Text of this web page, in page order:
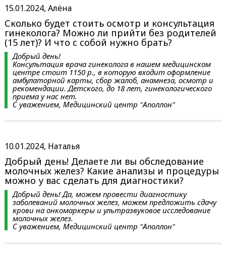
15.01.2024, Алёна
Сколько будет стоить осмотр и консультация
гинеколога? Можно ли прийти без родителей
(15 лет)? И что с собой нужно брать?
Добрый день!
Консультация врача гинеколога в нашем медицинском
центре стоит 1150 р., в которую входит оформление
амбулаторной карты, сбор жалоб, анамнеза, осмотр и
рекомендации. Детского, до 18 лет, гинекологического
приема у нас нет.
С уважением, Медицинский центр "Аполлон"
10.01.2024, Наталья
Добрый день! Делаете ли вы обследование
молочных желез? Какие анализы и процедуры
можно у вас сделать для диагностики?
Добрый день! Да, можем провести диагностику
заболеваний молочных желез, можем предложить сдачу
крови на онкомаркеры и ультразвуковое исследование
молочных желез.
С уважением, Медицинский центр "Аполлон"